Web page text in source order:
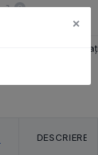
0
cap sferic de
DESCRIERE
×